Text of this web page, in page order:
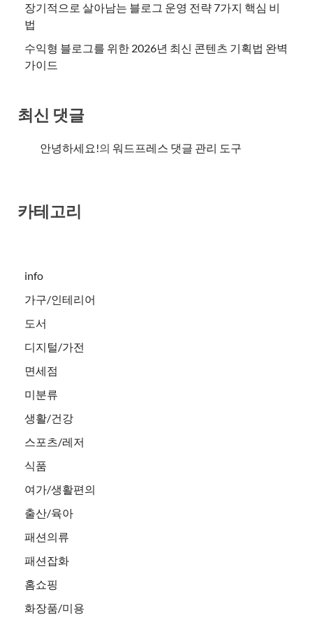
장기적으로 살아남는 블로그 운영 전략 7가지 핵심 비
법
수익형 블로그를 위한 2026년 최신 콘텐츠 기획법 완벽
가이드
최신 댓글
안녕하세요!의 워드프레스 댓글 관리 도구
카테고리
info
가구/인테리어
도서
디지털/가전
면세점
미분류
생활/건강
스포츠/레저
식품
여가/생활편의
출산/육아
패션의류
패션잡화
홈쇼핑
화장품/미용